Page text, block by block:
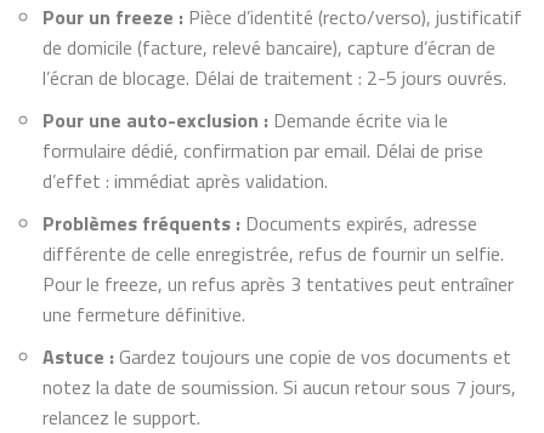
Pour un freeze : Pièce d’identité (recto/verso), justificatif
de domicile (facture, relevé bancaire), capture d’écran de
l’écran de blocage. Délai de traitement : 2-5 jours ouvrés.
Pour une auto-exclusion : Demande écrite via le
formulaire dédié, confirmation par email. Délai de prise
d’effet : immédiat après validation.
Problèmes fréquents : Documents expirés, adresse
différente de celle enregistrée, refus de fournir un selfie.
Pour le freeze, un refus après 3 tentatives peut entraîner
une fermeture définitive.
Astuce : Gardez toujours une copie de vos documents et
notez la date de soumission. Si aucun retour sous 7 jours,
relancez le support.